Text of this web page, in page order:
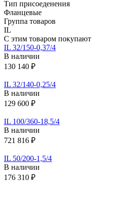
Тип присоеденения
Фланцевые
Группа товаров
IL
С этим товаром покупают
IL 32/150-0,37/4
В наличии
130 140 ₽
IL 32/140-0,25/4
В наличии
129 600 ₽
IL 100/360-18,5/4
В наличии
721 816 ₽
IL 50/200-1,5/4
В наличии
176 310 ₽